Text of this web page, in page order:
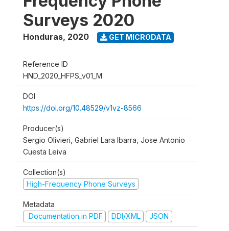
Surveys 2020
Honduras, 2020 GET MICRODATA
Reference ID
HND_2020_HFPS_v01_M
DOI
https://doi.org/10.48529/v1vz-8566
Producer(s)
Sergio Olivieri, Gabriel Lara Ibarra, Jose Antonio
Cuesta Leiva
Collection(s)
High-Frequency Phone Surveys
Metadata
Documentation in PDF
DDI/XML JSON